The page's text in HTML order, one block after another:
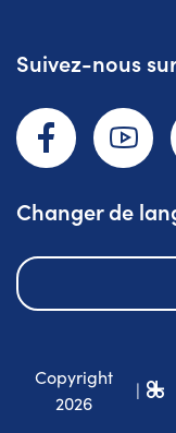
Suivez-nous
Changer de
Copyright
2026
|